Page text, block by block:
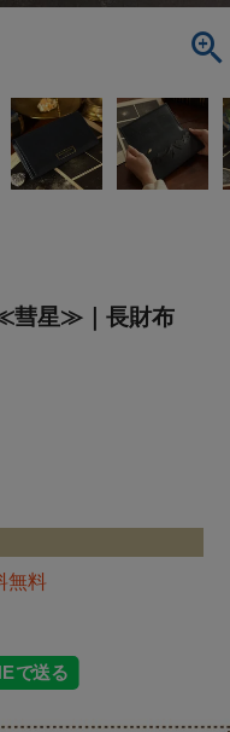
彗星≫｜長財布
無料